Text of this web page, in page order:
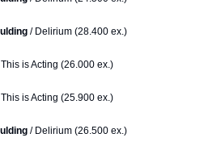
/ Delirium (28.400 ex.)
is Acting (26.000 ex.)
is Acting (25.900 ex.)
/ Delirium (26.500 ex.)